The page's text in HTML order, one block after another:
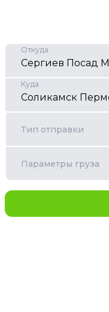
Откуда
Куда
Тип отправки
Параметры груза